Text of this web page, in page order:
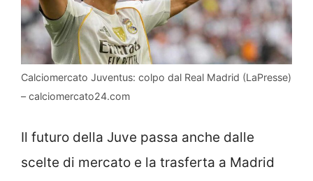
Calciomercato Juventus: colpo dal Real Madrid (LaPresse)
– calciomercato24.com
Il futuro della Juve passa anche dalle
scelte di mercato e la trasferta a Madrid